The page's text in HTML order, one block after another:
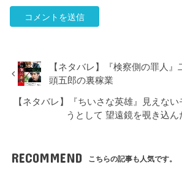
【ネタバレ】『検察側の罪人
頭五郎の裏稼業
【ネタバレ】『ちいさな英雄』見えない
うとして 望遠鏡を覗き込ん
RECOMMEND こちらの記事も人気です。